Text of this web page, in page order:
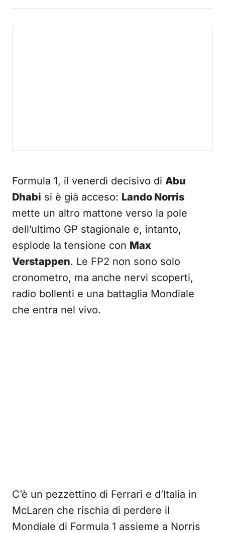
Formula 1, il venerdì decisivo di Abu
Dhabi si è già acceso: Lando Norris
mette un altro mattone verso la pole
dell’ultimo GP stagionale e, intanto,
esplode la tensione con Max
Verstappen. Le FP2 non sono solo
cronometro, ma anche nervi scoperti,
radio bollenti e una battaglia Mondiale
che entra nel vivo.
C’è un pezzettino di Ferrari e d’Italia in
McLaren che rischia di perdere il
Mondiale di Formula 1 assieme a Norris